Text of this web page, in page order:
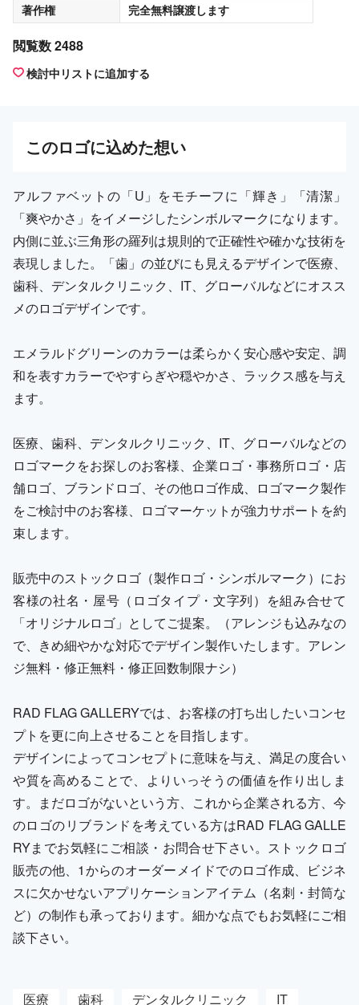
著作権
完全無料譲渡します
閲覧数 2488
検討中リストに追加する
このロゴに込めた想い
アルファベットの「U」をモチーフに「輝き」「清潔」
「爽やかさ」をイメージしたシンボルマークになります。
内側に並ぶ三角形の羅列は規則的で正確性や確かな技術を
表現しました。「歯」の並びにも見えるデザインで医療、
歯科、デンタルクリニック、IT、グローバルなどにオスス
メのロゴデザインです。
エメラルドグリーンのカラーは柔らかく安心感や安定、調
和を表すカラーでやすらぎや穏やかさ、ラックス感を与え
ます。
医療、歯科、デンタルクリニック、IT、グローバルなどの
ロゴマークをお探しのお客様、企業ロゴ・事務所ロゴ・店
舗ロゴ、ブランドロゴ、その他ロゴ作成、ロゴマーク製作
をご検討中のお客様、ロゴマーケットが強力サポートを約
束します。
販売中のストックロゴ（製作ロゴ・シンボルマーク）にお
客様の社名・屋号（ロゴタイプ・文字列）を組み合せて
「オリジナルロゴ」としてご提案。（アレンジも込みなの
で、きめ細やかな対応でデザイン製作いたします。アレン
ジ無料・修正無料・修正回数制限ナシ）
RAD FLAG GALLERYでは、お客様の打ち出したいコンセ
プトを更に向上させることを目指します。
デザインによってコンセプトに意味を与え、満足の度合い
や質を高めることで、よりいっそうの価値を作り出しま
す。まだロゴがないという方、これから企業される方、今
のロゴのリブランドを考えている方はRAD FLAG GALLE
RYまでお気軽にご相談・お問合せ下さい。ストックロゴ
販売の他、1からのオーダーメイドでのロゴ作成、ビジネ
スに欠かせないアプリケーションアイテム（名刺・封筒な
ど）の制作も承っております。細かな点でもお気軽にご相
談下さい。
医療 歯科 デンタルクリニック IT